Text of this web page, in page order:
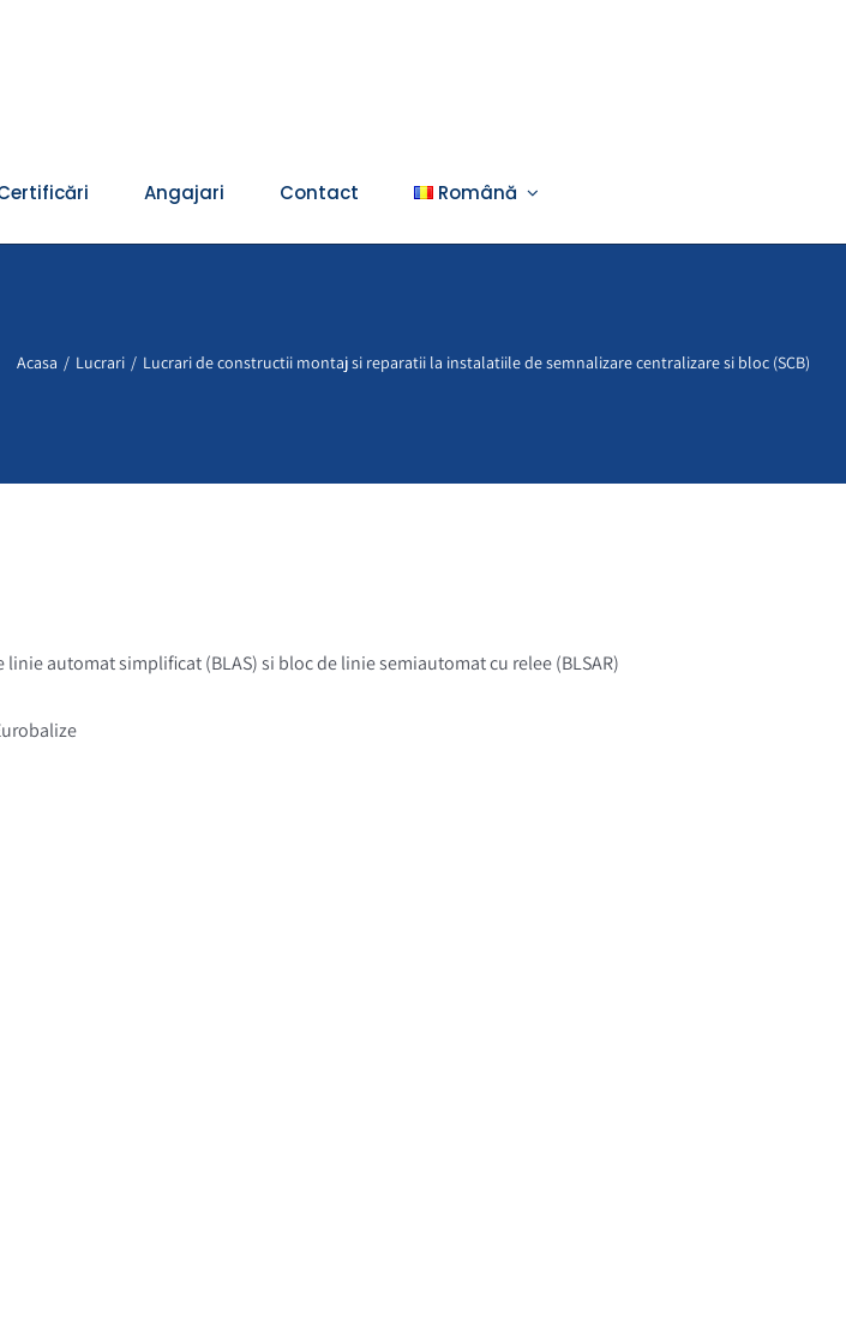
Angajari Contact Română
Acasa Lucrari Lucrari de constructii montaj si reparatii la instalatiile de semnalizare centralizare si bloc (SCB)
automat simplificat (BLAS) si bloc de linie semiautomat cu relee (BLSAR)